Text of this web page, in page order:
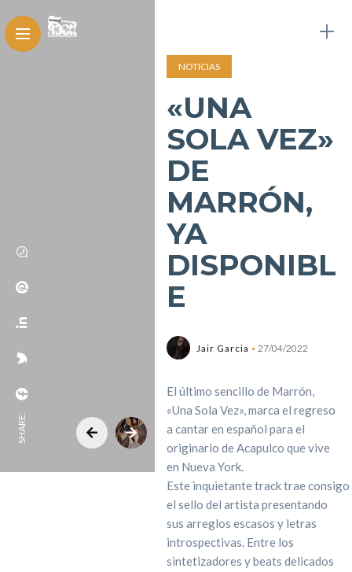
SHARE:
NOTICIAS
«UNA
SOLA VEZ»
DE
MARRÓN,
YA
DISPONIBL
E
Jair Garcia 27/04/2022
El último sencillo de Marrón,
«Una Sola Vez», marca el regreso
a cantar en español para el
originario de Acapulco que vive
en Nueva York.
Este inquietante track trae consigo
el sello del artista presentando
sus arreglos escasos y letras
introspectivas. Entre los
sintetizadores y beats delicados